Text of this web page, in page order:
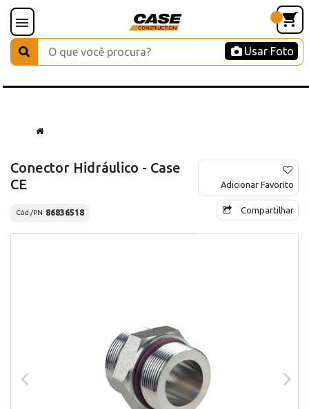
Usar Foto
Conector Hidráulico - Case
CE
Cód./PN 86836518
Adicionar Favorito
Compartilhar